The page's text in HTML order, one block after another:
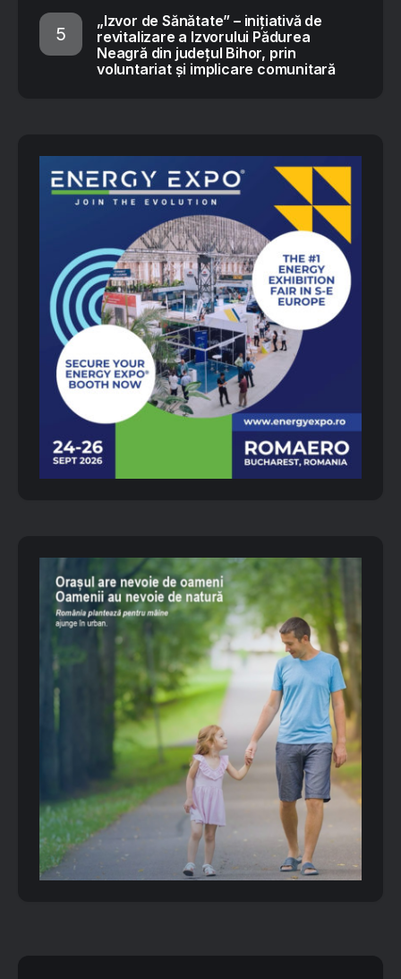
„Izvor de Sănătate” – inițiativă de
revitalizare a Izvorului Pădurea
Neagră din județul Bihor, prin
voluntariat și implicare comunitară